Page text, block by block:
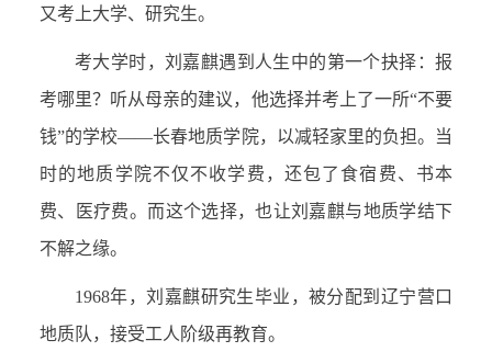
又考上大学、研究生。
考大学时，刘嘉麒遇到人生中的第一个抉择：报
考哪里？听从母亲的建议，他选择并考上了一所“不要
钱”的学校——长春地质学院，以减轻家里的负担。当
时的地质学院不仅不收学费，还包了食宿费、书本
费、医疗费。而这个选择，也让刘嘉麒与地质学结下
不解之缘。
1968年，刘嘉麒研究生毕业，被分配到辽宁营口
地质队，接受工人阶级再教育。